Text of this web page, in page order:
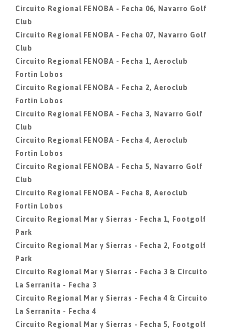
Circuito Regional FENOBA - Fecha 06, Navarro Golf
Club
Circuito Regional FENOBA - Fecha 07, Navarro Golf
Club
Circuito Regional FENOBA - Fecha 1, Aeroclub
Fortin Lobos
Circuito Regional FENOBA - Fecha 2, Aeroclub
Fortin Lobos
Circuito Regional FENOBA - Fecha 3, Navarro Golf
Club
Circuito Regional FENOBA - Fecha 4, Aeroclub
Fortin Lobos
Circuito Regional FENOBA - Fecha 5, Navarro Golf
Club
Circuito Regional FENOBA - Fecha 8, Aeroclub
Fortin Lobos
Circuito Regional Mar y Sierras - Fecha 1, Footgolf
Park
Circuito Regional Mar y Sierras - Fecha 2, Footgolf
Park
Circuito Regional Mar y Sierras - Fecha 3 & Circuito
La Serranita - Fecha 3
Circuito Regional Mar y Sierras - Fecha 4 & Circuito
La Serranita - Fecha 4
Circuito Regional Mar y Sierras - Fecha 5, Footgolf